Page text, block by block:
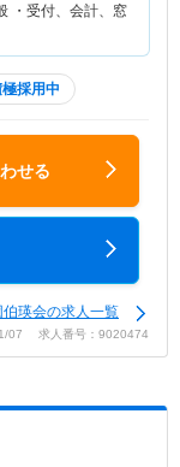
・受付、会計、窓
採用中
せる
伯瑛会の求人一覧
07 求人番号：9020474